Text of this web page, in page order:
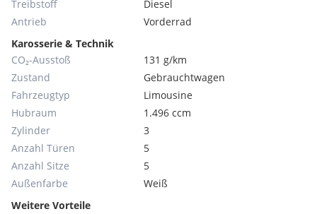
Treibstoff
Diesel
Antrieb
Vorderrad
Karosserie & Technik
CO₂-Ausstoß
131 g/km
Zustand
Gebrauchtwagen
Fahrzeugtyp
Limousine
Hubraum
1.496 ccm
Zylinder
3
Anzahl Türen
5
Anzahl Sitze
5
Außenfarbe
Weiß
Weitere Vorteile